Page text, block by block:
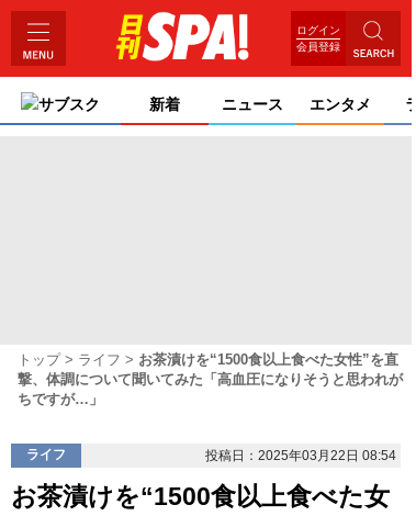
ログイン
会員登録
サブスク 新着 ニュース エンタメ
トップ ライフ
お茶漬けを“1500食以上食べた女性”を直
撃、体調について聞いてみた「高血圧になりそうと思われが
ちですが…」
ライフ 投稿日：2025年03月22日 08:54
お茶漬けを“1500食以上食べた女